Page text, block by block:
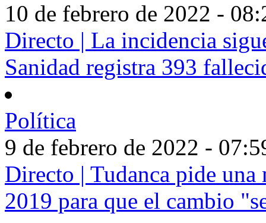
10 de febrero de 2022 -
Directo | La incidencia
Sanidad registra 393
Política
9 de febrero de 2022 -
Directo | Tudanca pide
2019 para que el cambio